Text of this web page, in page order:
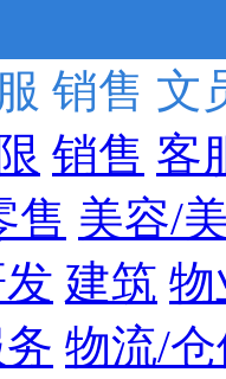
销售 文
销售 客
售 美容/
建筑 物
物流/